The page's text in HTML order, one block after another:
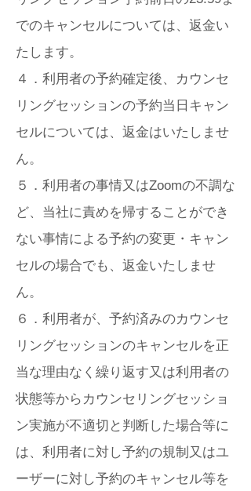
でのキャンセルについては、返金い
たします。
４．利用者の予約確定後、カウンセ
リングセッションの予約当日キャン
セルについては、返金はいたしませ
ん。
５．利用者の事情又はZoomの不調な
ど、当社に責めを帰することができ
ない事情による予約の変更・キャン
セルの場合でも、返金いたしませ
ん。
６．利用者が、予約済みのカウンセ
リングセッションのキャンセルを正
当な理由なく繰り返す又は利用者の
状態等からカウンセリングセッショ
ン実施が不適切と判断した場合等に
は、利用者に対し予約の規制又はユ
ーザーに対し予約のキャンセル等を